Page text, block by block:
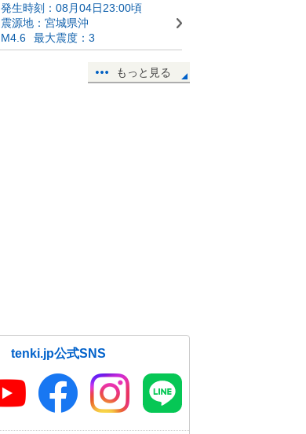
発生時刻：08月04日23:00頃
震源地：宮城県沖
M4.6
最大震度：3
もっと見る
tenki.jp公式SNS